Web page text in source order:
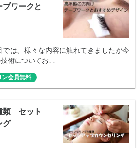
プワークと
では、様々な内容に触れてきましたが今
術についてお…
ン会員無料
類 セット
グ